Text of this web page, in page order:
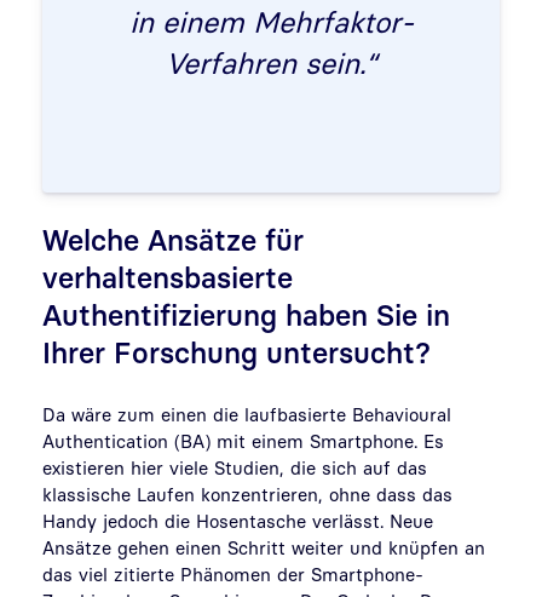
in einem Mehrfaktor-
Verfahren sein.“
Welche Ansätze für
verhaltensbasierte
Authentifizierung haben Sie in
Ihrer Forschung untersucht?
Da wäre zum einen die laufbasierte Behavioural
Authentication (BA) mit einem Smartphone. Es
existieren hier viele Studien, die sich auf das
klassische Laufen konzentrieren, ohne dass das
Handy jedoch die Hosentasche verlässt. Neue
Ansätze gehen einen Schritt weiter und knüpfen an
das viel zitierte Phänomen der Smartphone-